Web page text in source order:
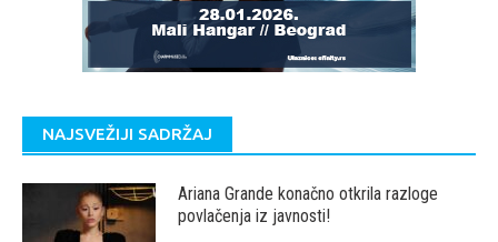
NAJSVEŽIJI SADRŽAJ
Ariana Grande konačno otkrila razloge
povlačenja iz javnosti!